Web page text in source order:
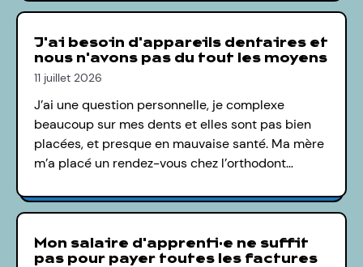
J'ai besoin d'appareils dentaires et
nous n'avons pas du tout les moyens
11 juillet 2026
J’ai une question personnelle, je complexe
beaucoup sur mes dents et elles sont pas bien
placées, et presque en mauvaise santé. Ma mère
m’a placé un rendez-vous chez l’orthodont…
Mon salaire d'apprenti·e ne suffit
pas pour payer toutes les factures